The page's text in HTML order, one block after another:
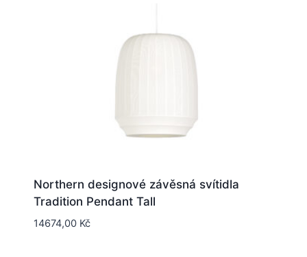
Northern designové závěsná svítidla
Tradition Pendant Tall
14674,00 Kč